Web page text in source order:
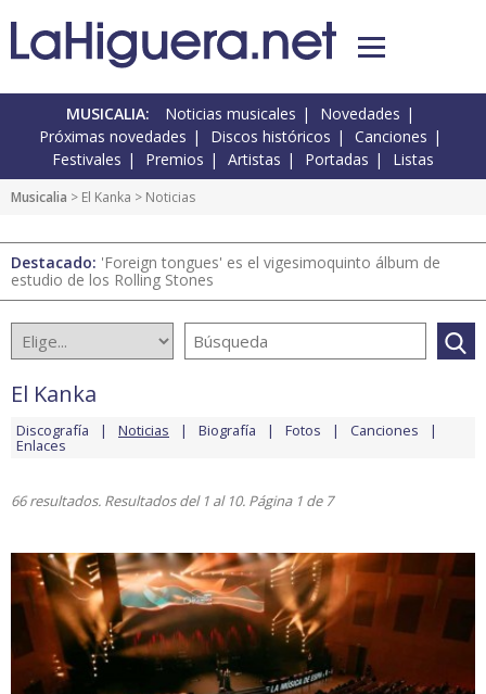
MUSICALIA: Noticias musicales
Novedades
Próximas novedades
Discos históricos
Canciones
Festivales
Premios Artistas Portadas Listas
Musicalia > El Kanka > Noticias
Destacado: 'Foreign tongues' es el vigesimoquinto álbum de
estudio de los Rolling Stones
El Kanka
Discografía Noticias Biografía Fotos Canciones
Enlaces
66 resultados. Resultados del 1 al 10. Página 1 de 7